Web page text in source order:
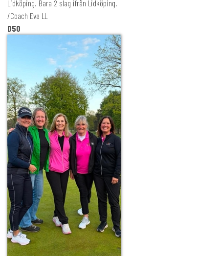
Lidköping. Bara 2 slag ifrån Lidköping.
/Coach Eva LL
D50